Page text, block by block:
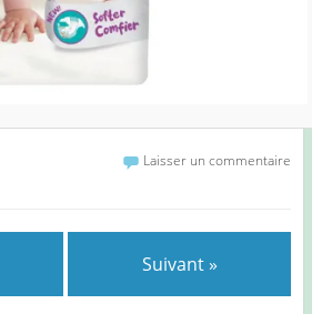
Laisser un commentaire
Suivant »